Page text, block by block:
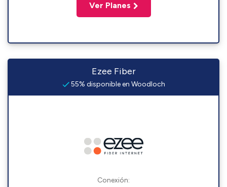
Ver Planes
Ezee Fiber
55% disponible en Woodloch
Conexión: